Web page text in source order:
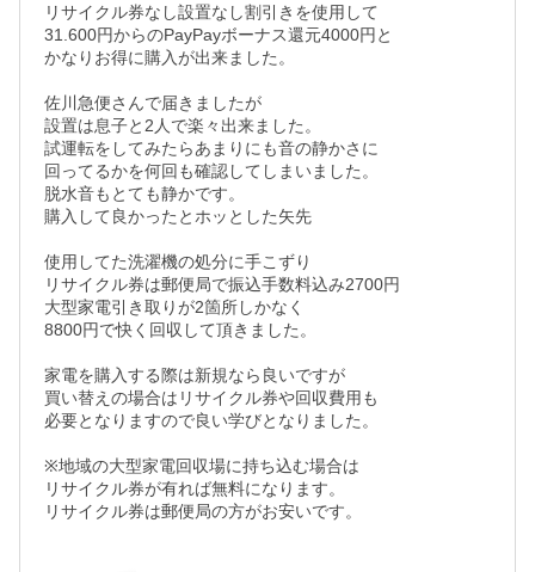
リサイクル券なし設置なし割引きを使用して
31.600円からのPayPayボーナス還元4000円と
かなりお得に購入が出来ました。
佐川急便さんで届きましたが
設置は息子と2人で楽々出来ました。
試運転をしてみたらあまりにも音の静かさに
回ってるかを何回も確認してしまいました。
脱水音もとても静かです。
購入して良かったとホッとした矢先
使用してた洗濯機の処分に手こずり
リサイクル券は郵便局で振込手数料込み2700円
大型家電引き取りが2箇所しかなく
8800円で快く回収して頂きました。
家電を購入する際は新規なら良いですが
買い替えの場合はリサイクル券や回収費用も
必要となりますので良い学びとなりました。
※地域の大型家電回収場に持ち込む場合は
リサイクル券が有れば無料になります。
リサイクル券は郵便局の方がお安いです。